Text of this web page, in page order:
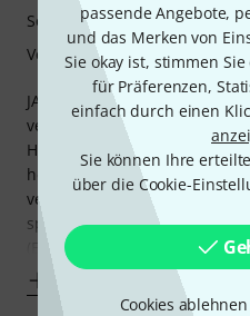
passende Angebote,
und das Merken von
Sie okay ist, stimmen
für Präferenzen,
einfach durch einen
Sie können Ihre
über die Cookie-
Cookies ablehnen
JA ! es passt hervorragend.
verleihen dem
Hier ist besonders die
hervorzuheben. Optima -
versierten Gitarristen wirklich
spielen. Die Langlebigkeit
(Erfahrung beruht auf
Sound
Verarbeitung